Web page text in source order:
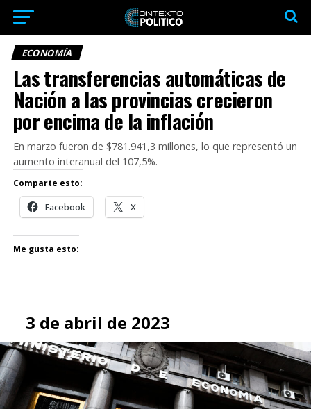
ECONOMÍA
Las transferencias automáticas de
Nación a las provincias crecieron
por encima de la inflación
En marzo fueron de $781.941,3 millones, lo que representó un
aumento interanual del 107,5%.
Comparte esto:
Facebook X
Me gusta esto:
3 de abril de 2023